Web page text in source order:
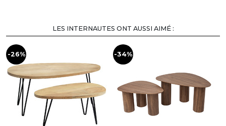
LES INTERNAUTES ONT AUSSI AIMÉ :
-26% -34%